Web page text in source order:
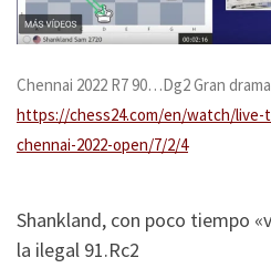
Chennai 2022 R7 90…Dg2 Gran
https://chess24.com/en/watch/live-
chennai-2022-open/7/2/4
Shankland, con poco tiempo
la ilegal 91.Rc2